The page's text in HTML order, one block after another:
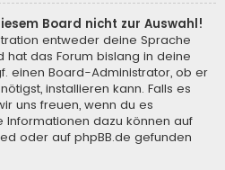
Board nicht zur Auswahl!
entweder deine Sprache
das Forum bislang in deine
einen Board-Administrator, ob er
installieren kann. Falls es
uns freuen, wenn du es
Informationen dazu können auf
oder auf phpBB.de gefunden